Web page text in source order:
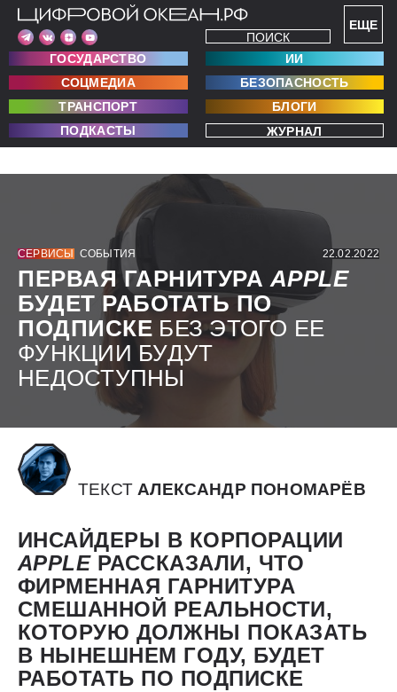
ЕЩЕ
ПОИСК
ГОСУДАРСТВО
ИИ
СОЦМЕДИА
БЕЗОПАСНОСТЬ
ТРАНСПОРТ
БЛОГИ
ПОДКАСТЫ
ЖУРНАЛ
СЕРВИСЫ СОБЫТИЯ 22.02.2022
ПЕРВАЯ ГАРНИТУРА APPLE
БУДЕТ РАБОТАТЬ ПО
ПОДПИСКЕ БЕЗ ЭТОГО ЕЕ
ФУНКЦИИ БУДУТ
НЕДОСТУПНЫ
ТЕКСТ АЛЕКСАНДР ПОНОМАРЁВ
ИНСАЙДЕРЫ В КОРПОРАЦИИ
APPLE РАССКАЗАЛИ, ЧТО
ФИРМЕННАЯ ГАРНИТУРА
СМЕШАННОЙ РЕАЛЬНОСТИ,
КОТОРУЮ ДОЛЖНЫ ПОКАЗАТЬ
В НЫНЕШНЕМ ГОДУ, БУДЕТ
РАБОТАТЬ ПО ПОДПИСКЕ